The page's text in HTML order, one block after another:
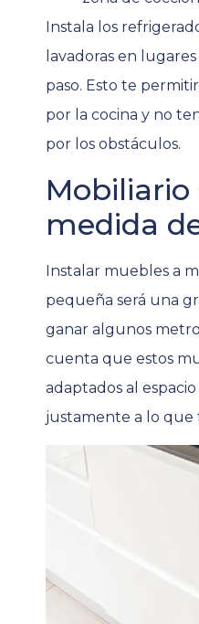
Instala los
lavadoras en
paso. Esto te
por la cocina y no
por los obstáculos.
Mobiliario
medida
Instalar muebles a
pequeña será una
ganar algunos
cuenta que estos
adaptados al
justamente a lo que